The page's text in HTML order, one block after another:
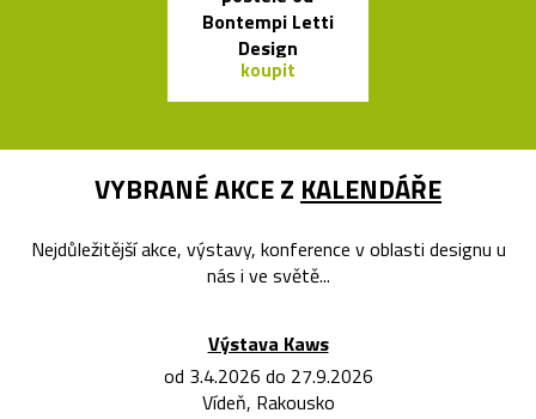
Bontempi Letti
Design
koupit
VYBRANÉ AKCE Z KALENDÁŘE
Nejdůležitější akce, výstavy, konference v oblasti designu u
nás i ve světě...
Výstava Kaws
od 3.4.2026 do 27.9.2026
Vídeň, Rakousko